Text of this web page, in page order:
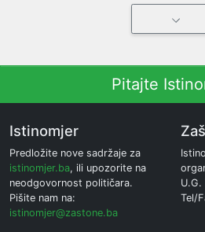
Pitajte
Istinomjer
Predložite nove sadržaje za
istinomjer.ba, ili upozorite na
neodgovornost političara.
Pišite nam na:
istinomjer@zastone.ba
U.G.
Tel/